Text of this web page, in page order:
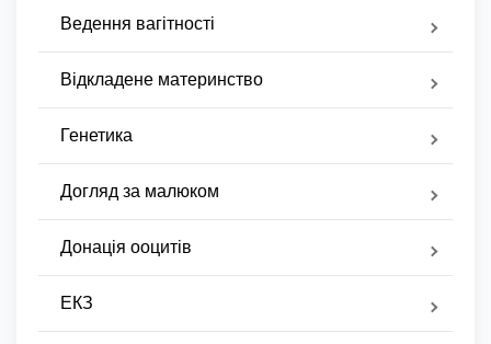
Ведення вагітності
Відкладене материнство
Генетика
Догляд за малюком
Донація ооцитів
ЕКЗ